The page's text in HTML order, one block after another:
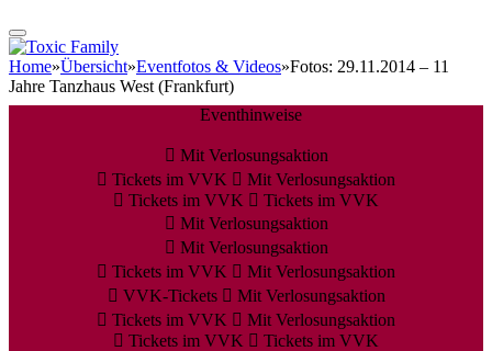
Home»Übersicht»Eventfotos & Videos»Fotos: 29.11.2014 – 11
Jahre Tanzhaus West (Frankfurt)
Eventhinweise
Mit Verlosungsaktion
Tickets im VVK
Mit Verlosungsaktion
Tickets im VVK
Tickets im VVK
Mit Verlosungsaktion
Mit Verlosungsaktion
Tickets im VVK
Mit Verlosungsaktion
VVK-Tickets
Mit Verlosungsaktion
Tickets im VVK
Mit Verlosungsaktion
Tickets im VVK
Tickets im VVK